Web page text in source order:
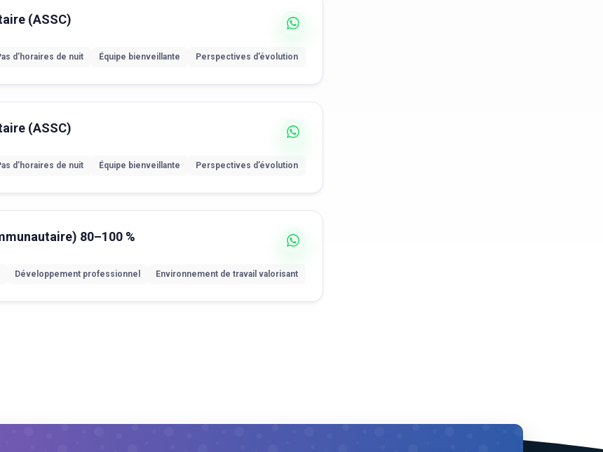
(ASSC)
d’horaires de nuit Équipe bienveillante Perspectives d’évolution
(ASSC)
d’horaires de nuit Équipe bienveillante Perspectives d’évolution
80–100 %
Développement professionnel Environnement de travail valorisant